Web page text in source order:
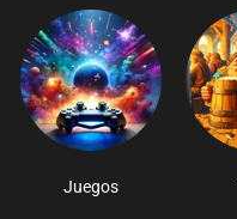
Juegos